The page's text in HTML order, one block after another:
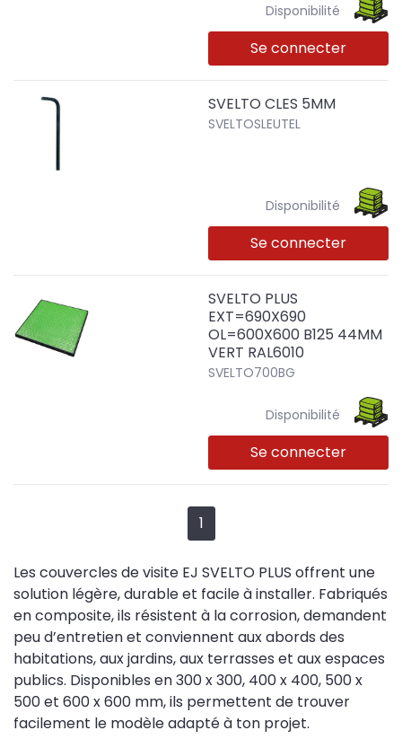
Disponibilité
Se connecter
SVELTO CLES 5MM
SVELTOSLEUTEL
Disponibilité
Se connecter
SVELTO PLUS
EXT=690X690
OL=600X600 B125 44MM
VERT RAL6010
SVELTO700BG
Disponibilité
Se connecter
1
Les couvercles de visite EJ SVELTO PLUS offrent une
solution légère, durable et facile à installer. Fabriqués
en composite, ils résistent à la corrosion, demandent
peu d’entretien et conviennent aux abords des
habitations, aux jardins, aux terrasses et aux espaces
publics. Disponibles en 300 x 300, 400 x 400, 500 x
500 et 600 x 600 mm, ils permettent de trouver
facilement le modèle adapté à ton projet.